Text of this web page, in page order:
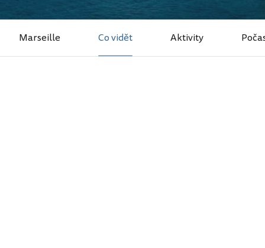
Marseille Co vidět Aktivity